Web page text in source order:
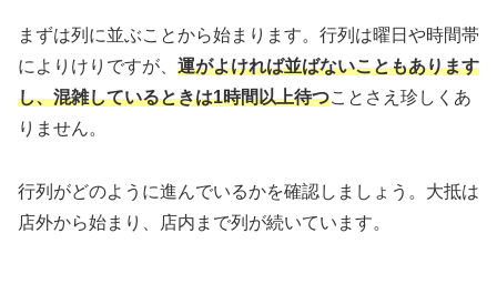
まずは列に並ぶことから始まります。行列は曜日や時間帯
によりけりですが、 運がよければ並ばないこともあります
し、混雑しているときは1時間以上待つことさえ珍しくあ
りません。
行列がどのように進んでいるかを確認しましょう。大抵は
店外から始まり、店内まで列が続いています。